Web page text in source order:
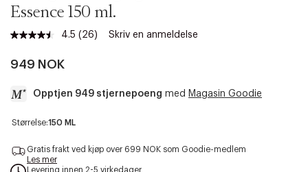
Essence 150 ml.
4.5 Les
(26) Skriv en anmeldelse
949 NOK
Opptjen 949 stjernepoeng med Magasin Goodie
a
c
Størrelse:150 ML
Gratis frakt ved kjøp over 699 NOK som Goodie-medlem
Les mer
Levering innen 2-5 virkedager